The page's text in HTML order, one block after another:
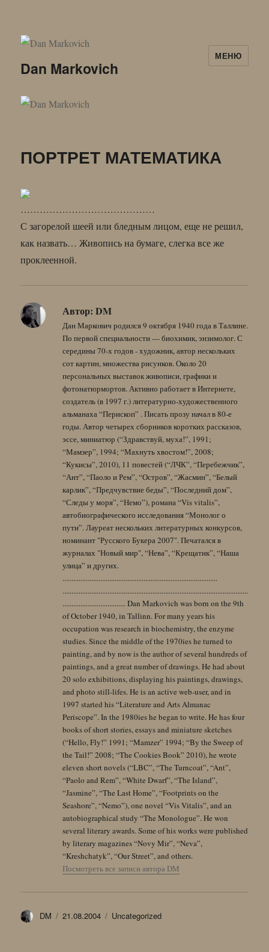
Dan Markovich
МЕНЮ
ПОРТРЕТ МАТЕМАТИКА
……………………………………
С загорелой шеей или бледным лицом, еще не решил,
как назвать… Живопись на бумаге, слегка все же
проклеенной.
Автор: DM
Дан Маркович родился 9 октября 1940 года в Таллине.
По первой специальности — биохимик, энзимолог. С
середины 70-х годов - художник, автор нескольких
сот картин, множества рисунков. Около 20
персональных выставок живописи, графики и
фотонатюрмортов. Активно работает в Интернете,
создатель (в 1997 г.) литературно-художественного
альманаха “Перископ” . Писать прозу начал в 80-е
годы. Автор четырех сборников коротких рассказов,
эссе, миниатюр (“Здравствуй, муха!”, 1991;
“Мамзер”, 1994; “Махнуть хвостом!”, 2008;
“Кукисы”, 2010), 11 повестей (“ЛЧК”, “Перебежчик”,
“Ант”, “Паоло и Рем”, “Остров”, “Жасмин”, “Белый
карлик”, “Предчувствие беды”, “Последний дом”,
“Следы у моря”, “Немо”), романа “Vis vitalis”,
автобиографического исследования “Монолог о
пути”. Лауреат нескольких литературных конкурсов,
номинант "Русского Букера 2007". Печатался в
журналах "Новый мир", “Нева”, “Крещатик”, “Наша
улица” и других.
......................................................................................
.......................................................................................................
................................... Dan Markovich was born on the 9th
of October 1940, in Tallinn. For many years his
occupation was research in biochemistry, the enzyme
studies. Since the middle of the 1970ies he turned to
painting, and by now is the author of several hundreds of
paintings, and a great number of drawings. He had about
20 solo exhibitions, displaying his paintings, drawings,
and photo still-lifes. He is an active web-user, and in
1997 started his “Literature and Arts Almanac
Periscope”. In the 1980ies he began to write. He has four
books of short stories, essays and miniature sketches
(“Hello, Fly!” 1991; “Mamzer” 1994; “By the Sweep of
the Tail!” 2008; “The Cookies Book” 2010), he wrote
eleven short novels (“LBC”, “The Turncoat”, “Ant”,
“Paolo and Rem”, “White Dwarf”, “The Island”,
“Jasmine”, “The Last Home”, “Footprints on the
Seashore”, “Nemo”), one novel “Vis Vitalis”, and an
autobiographical study “The Monologue”. He won
several literary awards. Some of his works were published
by literary magazines “Novy Mir”, “Neva”,
“Kreshchatyk”, “Our Street”, and others.
Посмотреть все записи автора DM
Автор
DM Опубликовано
21.08.2004 Рубрики
Uncategorized